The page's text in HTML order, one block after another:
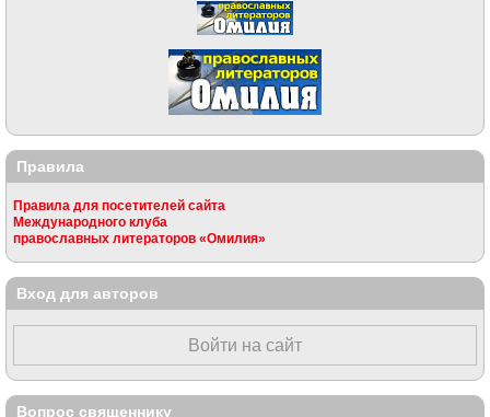
Правила
Правила для посетителей сайта
Международного клуба
православных литераторов «Омилия»
Вход для авторов
Войти на сайт
Вопрос священнику